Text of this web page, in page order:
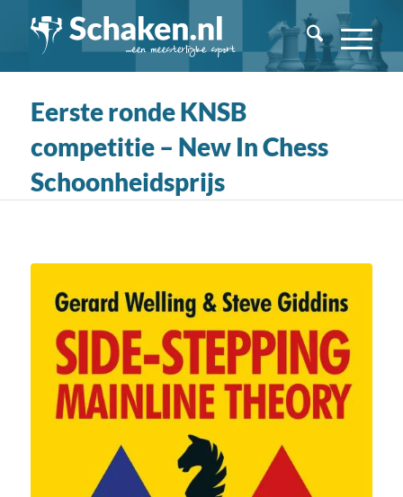
Eerste ronde KNSB
competitie – New In Chess
Schoonheidsprijs